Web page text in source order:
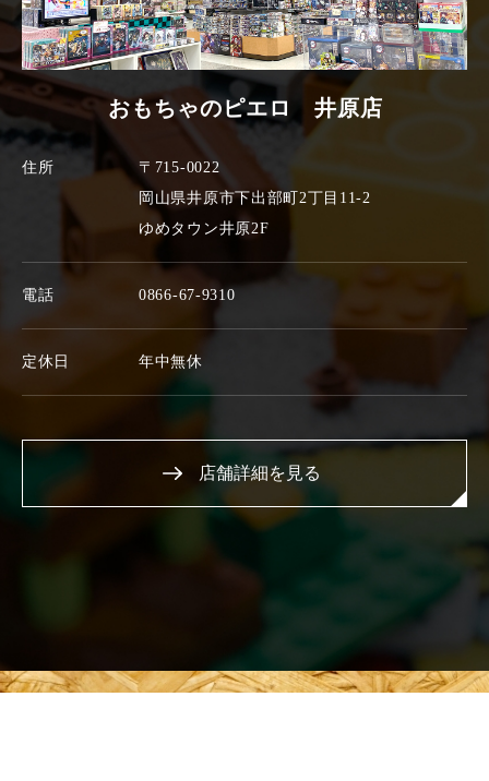
おもちゃのピエロ 井原店
住所
〒715-0022
岡山県井原市下出部町2丁目11-2
ゆめタウン井原2F
電話 0866-67-9310
定休日 年中無休
店舗詳細を見る